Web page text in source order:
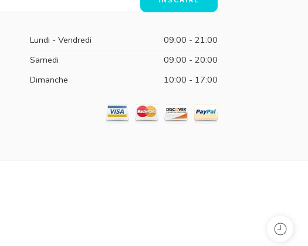
Lundi - Vendredi
09:00 - 21:00
Samedi
09:00 - 20:00
Dimanche
10:00 - 17:00